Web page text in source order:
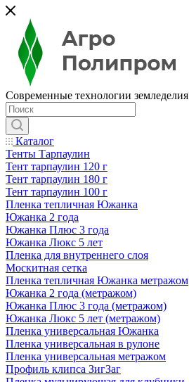
Современные технологии земледелия
Каталог
Тенты Тарпаулин
Тент тарпаулин 120 г
Тент тарпаулин 180 г
Тент тарпаулин 100 г
Пленка тепличная Южанка
Южанка 2 года
Южанка Плюс 3 года
Южанка Люкс 5 лет
Пленка для внутреннего слоя
Москитная сетка
Пленка тепличная Южанка метражом
Южанка 2 года (метражом)
Южанка Плюс 3 года (метражом)
Южанка Люкс 5 лет (метражом)
Пленка универсальная Южанка
Пленка универсальная в рулоне
Пленка универсальная метражом
Профиль клипса ЗигЗаг